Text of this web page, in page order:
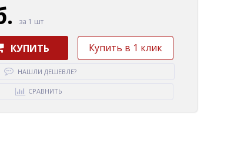
за 1 шт
КУПИТЬ Купить в 1 клик
НАШЛИ ДЕШЕВЛЕ?
СРАВНИТЬ